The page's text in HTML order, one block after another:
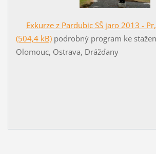
Exkurze z Pardubic SŠ jaro 2013 -
(504,4 kB)podrobný program ke
Olomouc, Ostrava, Drážďany